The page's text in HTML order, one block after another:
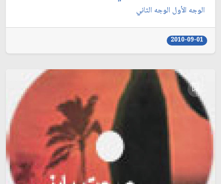
الوجه الأول الوجه الثاني
2010-09-01